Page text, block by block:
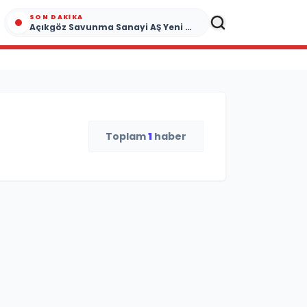
SON DAKIKA
Açıkgöz Savunma Sanayi AŞ Yeni Yönetim Kurulunu Açıkladı ve Savunma Sanayinde Küresel Vizyon Vurgusu
Toplam1 haber